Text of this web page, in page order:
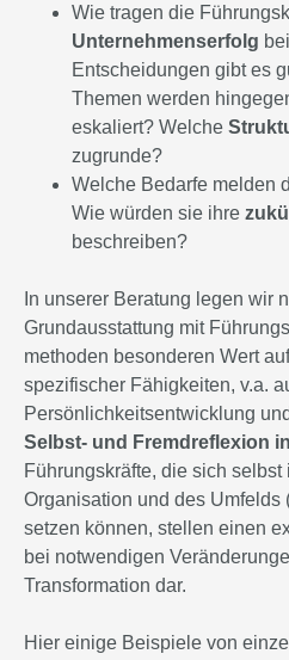
Wie tragen die
Unternehmenserfolg
Entscheidungen gibt es
Themen werden
eskaliert? Welche
zugrunde?
Welche Bedarfe melden
Wie würden sie ihre
beschreiben?
In unserer Beratung legen wir
Grundausstattung mit
methoden besonderen Wert
spezifischer Fähigkeiten, v.a.
Persönlichkeitsentwicklung
Selbst- und Fremdreflexion
Führungskräfte, die sich
Organisation und des Umfelds
setzen können, stellen einen
bei notwendigen
Transformation dar.
Hier einige Beispiele von